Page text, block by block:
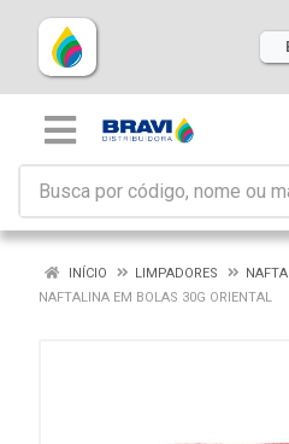
INÍCIO LIMPADORES
NAFTALINA EM BOLAS 30G ORIENTAL